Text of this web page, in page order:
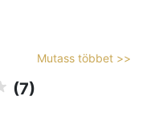
Mutass többet >>
(7)